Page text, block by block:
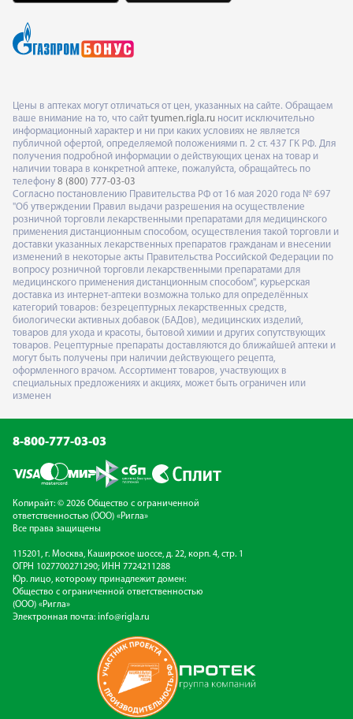
Цены в аптеках могут отличаться от цен, указанных на сайте. Обращаем
ваше внимание на то, что сайт tyumen.rigla.ru носит исключительно
информационный характер и ни при каких условиях не является
публичной офертой, определяемой положениями п. 2 ст. 437 ГК РФ. Для
получения подробной информации о действующих ценах на товар и
наличии товара в конкретной аптеке, пожалуйста, обращайтесь по
телефону 8 (800) 777-03-03
Согласно постановлению Правительства РФ от 16 мая 2020 года № 697
"Об утверждении Правил выдачи разрешения на осуществление
розничной торговли лекарственными препаратами для медицинского
применения дистанционным способом, осуществления такой торговли и
доставки указанных лекарственных препаратов гражданам и внесении
изменений в некоторые акты Правительства Российской Федерации по
вопросу розничной торговли лекарственными препаратами для
медицинского применения дистанционным способом", курьерская
доставка из интернет-аптеки возможна только для определённых
категорий товаров: безрецептурных лекарственных средств,
биологически активных добавок (БАДов), медицинских изделий,
товаров для ухода и красоты, бытовой химии и других сопутствующих
товаров. Рецептурные препараты доставляются до ближайшей аптеки и
могут быть получены при наличии действующего рецепта,
оформленного врачом. Ассортимент товаров, участвующих в
специальных предложениях и акциях, может быть ограничен или
изменен
8-800-777-03-03
Копирайт: © 2026 Общество с ограниченной
ответственностью (ООО) «Ригла»
Все права защищены
115201, г. Москва, Каширское шоссе, д. 22, корп. 4, стр. 1
ОГРН 1027700271290; ИНН 7724211288
Юр. лицо, которому принадлежит домен:
Общество с ограниченной ответственностью
(ООО) «Ригла»
Электронная почта: info@rigla.ru